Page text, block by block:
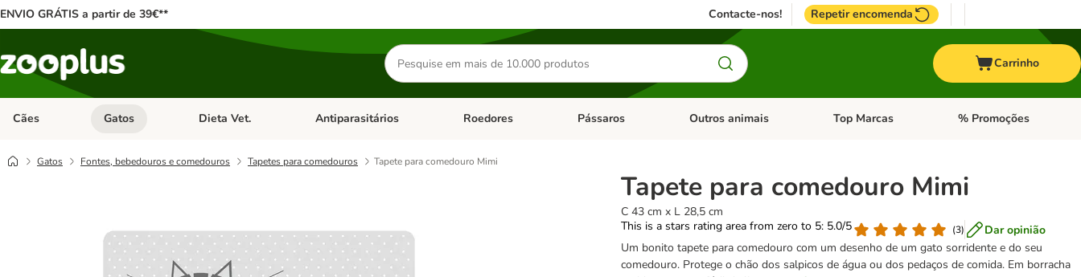
ENVIO GRÁTIS a partir de 39€** Contacte-nos! Repetir encomenda
Pesquisar
produtos
Carrinho
Cães Abrir menu de categoria: Cães
Gatos Abrir menu de categoria: Gatos
Dieta Vet. Abrir menu de categoria: Dieta Vet.
Antiparasitários Abrir menu de categoria: Antiparasitários
Roedores Abrir menu de categoria: Roedores
Pássaros Abrir menu de categoria: Pássaros
Outros animais Abrir menu de categoria: Outros animais
Top Marcas Abrir menu de categoria:
% Promoções
Gatos Fontes, bebedouros e comedouros Tapetes para comedouros Tapete para comedouro Mimi
Tapete para comedouro Mimi
C 43 cm x L 28,5 cm
This is a stars rating area from zero to 5: 5.0/5
(3)
Dar opinião
Um bonito tapete para comedouro com um desenho de um gato sorridente e do seu
comedouro. Protege o chão dos salpicos de água ou dos pedaços de comida. Em borracha